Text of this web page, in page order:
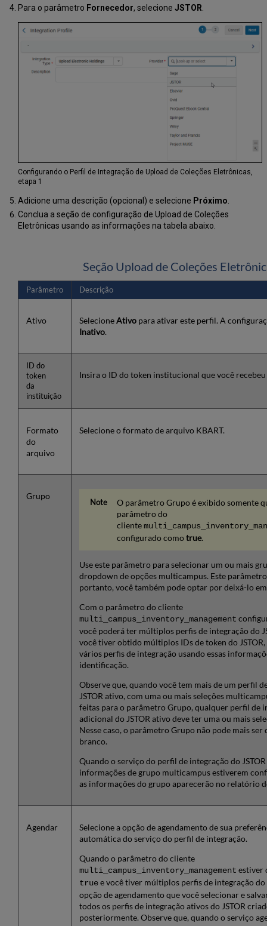
Para o parâmetro Fornecedor, selecione JSTOR
Configurando o Perfil de Integração de Upload de Coleções Eletrônicas,
etapa 1
Adicione uma descrição (opcional) e selecione Próximo
Conclua a seção de configuração de Upload de Coleções
Eletrônicas usando as informações na tabela abaixo.
Seção Upload de Coleções
Parâmetro Descrição
Ativo SelecioneAtivopara ativar este perfil. A
Inativo.
ID do
token
da
instituição
Insira o ID do token institucional que você recebeu
Formato
do
arquivo
Selecione o formato de arquivo KBART.
Grupo
O parâmetro Grupo é exibido somente
parâmetro do
cliente
configurado comotrue.
Use este parâmetro para selecionar um ou mais
dropdown de opções multicampus. Este
portanto, você também pode optar por deixá-lo
Com o parâmetro do cliente
multi_campus_inventory_management
você poderá ter múltiplos perfis de integração do
você tiver obtido múltiplos IDs de token do
vários perfis de integração usando essas
identificação.
Observe que, quando você tem mais de um perfil
JSTOR ativo, com uma ou mais seleções
feitas para o parâmetro Grupo, qualquer perfil de
adicional do JSTOR ativo deve ter uma ou mais
Nesse caso, o parâmetro Grupo não pode mais ser
branco.
Quando o serviço do perfil de integração do
informações de grupo multicampus estiverem
as informações do grupo aparecerão no relatório
Agendar
Selecione a opção de agendamento de sua
automática do serviço do perfil de integração.
Quando o parâmetro do cliente
multi_campus_inventory_management estiver
truee você tiver múltiplos perfis de integração do
opção de agendamento que você selecionar e
todos os perfis de integração ativos do JSTOR
posteriormente. Observe que, quando o serviço